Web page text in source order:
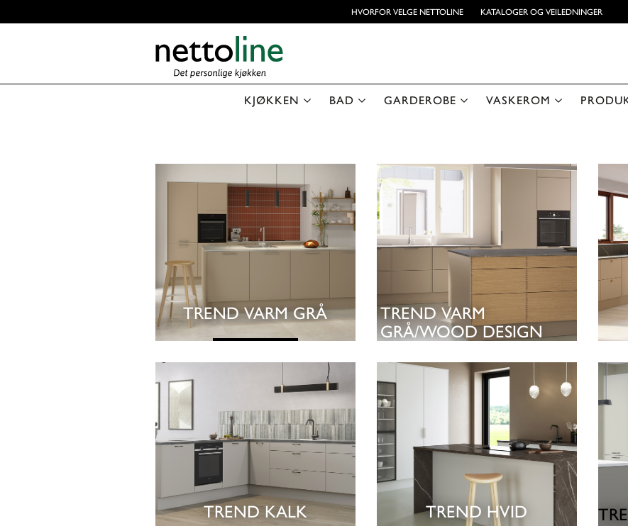
HVORFOR VELGE NETTOLINE KATALOGER OG VEILEDNINGER
KJØKKEN BAD GARDEROBE VASKEROM
TREND VARM GRÅ
TREND KALK
TREND VARM
GRÅ/WOOD DESIGN
SE KØKKEN
TREND HVID